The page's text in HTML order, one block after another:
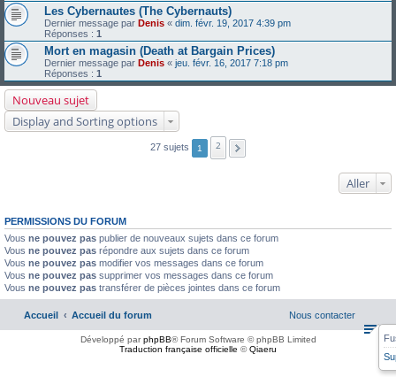
Les Cybernautes (The Cybernauts)
Dernier message par Denis « dim. févr. 19, 2017 4:39 pm
Réponses : 1
Mort en magasin (Death at Bargain Prices)
Dernier message par Denis « jeu. févr. 16, 2017 7:18 pm
Réponses : 1
Nouveau sujet
Display and Sorting options
27 sujets 1 2
Aller
PERMISSIONS DU FORUM
Vous ne pouvez pas publier de nouveaux sujets dans ce forum
Vous ne pouvez pas répondre aux sujets dans ce forum
Vous ne pouvez pas modifier vos messages dans ce forum
Vous ne pouvez pas supprimer vos messages dans ce forum
Vous ne pouvez pas transférer de pièces jointes dans ce forum
Accueil Accueil du forum Nous contacter
Développé parphpBB® Forum Software © phpBB Limited
Traduction française officielle ©Qiaeru